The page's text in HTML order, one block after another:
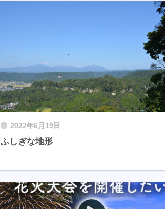
2022年6月19日
ふしぎな地形